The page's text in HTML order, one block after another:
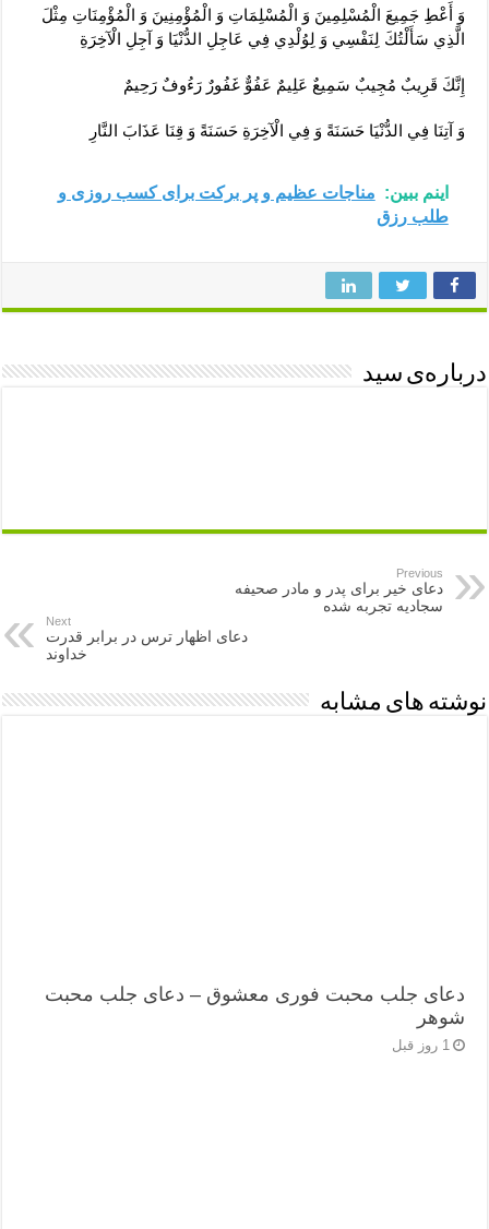
وَ أَعْطِ جَمِيعَ الْمُسْلِمِينَ وَ الْمُسْلِمَاتِ وَ الْمُؤْمِنِينَ وَ الْمُؤْمِنَاتِ مِثْلَ
الَّذِي سَأَلْتُكَ لِنَفْسِي وَ لِوُلْدِي فِي عَاجِلِ الدُّنْيَا وَ آجِلِ الْآخِرَةِ
إِنَّكَ قَرِيبٌ مُجِيبٌ سَمِيعٌ عَلِيمٌ عَفُوٌّ غَفُورٌ رَءُوفٌ رَحِيمٌ‏
وَ آتِنَا فِي الدُّنْيَا حَسَنَةً وَ فِي الْآخِرَةِ حَسَنَةً وَ قِنَا عَذَابَ النَّارِ
اینم ببین: مناجات عظیم و پر برکت برای کسب روزی و
طلب رزق
درباره‌ی سید
Previous
دعای خیر برای پدر و مادر صحیفه
سجادیه تجربه شده
Next
دعای اظهار ترس در برابر قدرت
خداوند
نوشته های مشابه
دعای جلب محبت فوری معشوق – دعای جلب محبت
شوهر
1 روز قبل